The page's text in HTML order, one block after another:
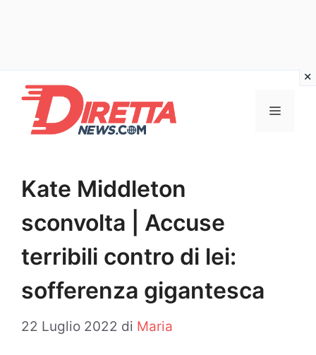
contenuto
Menu
Kate Middleton
sconvolta | Accuse
terribili contro di lei:
sofferenza gigantesca
22 Luglio 2022 di Maria